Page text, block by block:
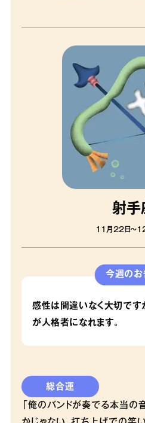
射手
11月22日〜
今週のお
感性は間違いなく大切です
が人格者になれます。
総合運
「俺のバンドが奏でる本当の